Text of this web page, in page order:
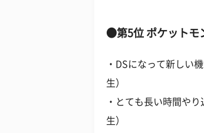
●第5位 ポケットモ
・DSになって新しい
生）
・とても長い時間や
生）